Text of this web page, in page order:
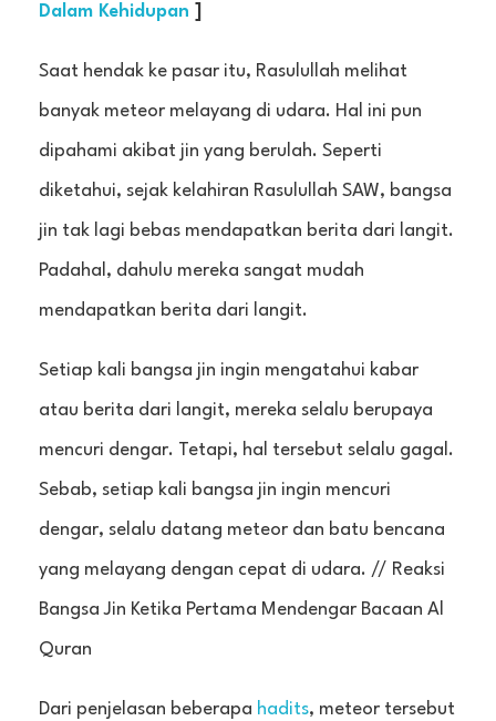
Dalam Kehidupan
Saat hendak ke pasar itu, Rasulullah melihat
banyak meteor melayang di udara. Hal ini pun
dipahami akibat jin yang berulah. Seperti
diketahui, sejak kelahiran Rasulullah SAW, bangsa
jin tak lagi bebas mendapatkan berita dari langit.
Padahal, dahulu mereka sangat mudah
mendapatkan berita dari langit.
Setiap kali bangsa jin ingin mengatahui kabar
atau berita dari langit, mereka selalu berupaya
mencuri dengar. Tetapi, hal tersebut selalu gagal.
Sebab, setiap kali bangsa jin ingin mencuri
dengar, selalu datang meteor dan batu bencana
yang melayang dengan cepat di udara. // Reaksi
Bangsa Jin Ketika Pertama Mendengar Bacaan Al
Quran
Dari penjelasan beberapa hadits, meteor tersebut